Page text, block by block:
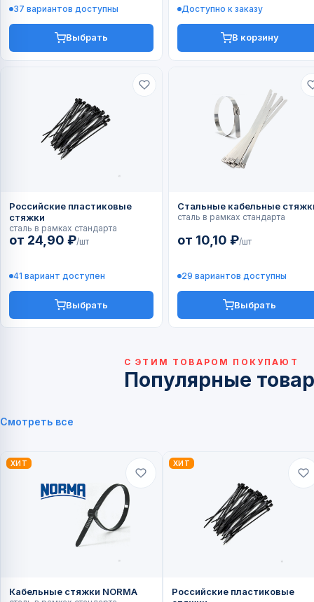
37 вариантов доступны
Выбрать
Доступно к заказу
В корзину
Российские пластиковые
стяжки
сталь в рамках стандарта
от 24,90 ₽/шт
41 вариант доступен
Выбрать
Стальные кабельные
сталь в рамках стандарта
от 10,10 ₽/шт
29 вариантов доступны
Выбрать
С ЭТИМ ТОВАРОМ ПОКУПАЮТ
Популярные
Смотреть все
ХИТ
Кабельные стяжки NORMA
ХИТ
Российские пластиковые